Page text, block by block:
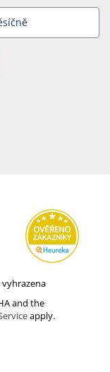
vyhrazena
and the
apply.